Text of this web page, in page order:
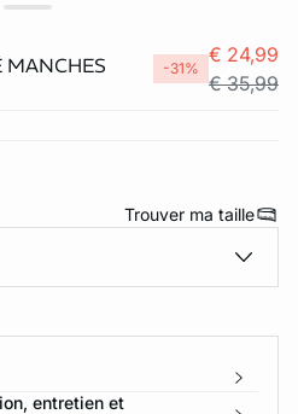
MANCHES
-31%
€ 24,99
€ 35,99
Trouver ma taille
entretien et